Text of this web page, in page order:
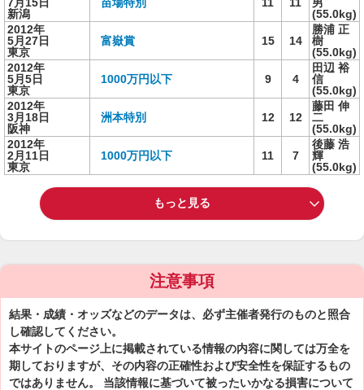
新潟
(55.0kg)
2012年
5月27日
東京
富嶽賞 15 14
勝浦 正
樹
(55.0kg)
2012年
5月5日
東京
1000万円以下 9 4
田辺 裕
信
(55.0kg)
2012年
3月18日
阪神
洲本特別 12 12
藤田 伸
二
(55.0kg)
2012年
2月11日
東京
1000万円以下 11 7
後藤 浩
輝
(55.0kg)
もっと見る
注意事項
結果・成績・オッズなどのデータは、必ず主催者発行のものと照合
し確認してください。
本サイトのページ上に掲載されている情報の内容に関しては万全を
期しておりますが、その内容の正確性および安全性を保証するもの
ではありません。 当該情報に基づいて被ったいかなる損害について